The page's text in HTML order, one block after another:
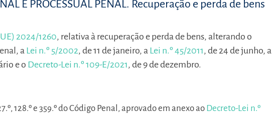
E PROCESSUAL PENAL. Recuperação e perda de bens
2024/1260, relativa à recuperação e perda de bens, alterando o
a Lei n.º 5/2002, de 11 de janeiro, a Lei n.º 45/2011, de 24 de junho, a
e o Decreto-Lei n.º 109-E/2021, de 9 de dezembro.
128.º e 359.º do Código Penal, aprovado em anexo ao Decreto-Lei n.º